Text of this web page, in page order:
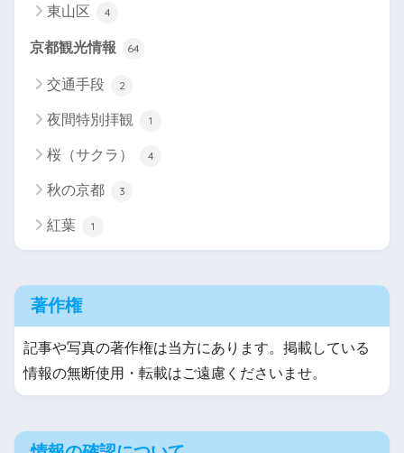
東山区 4
京都観光情報 64
交通手段 2
夜間特別拝観 1
桜（サクラ） 4
秋の京都 3
紅葉 1
著作権
記事や写真の著作権は当方にあります。掲載している
情報の無断使用・転載はご遠慮くださいませ。